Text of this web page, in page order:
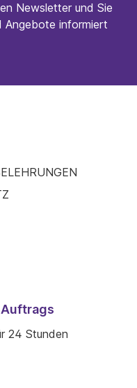
Newsletter und Sie
Angebote informiert
24 Stunden